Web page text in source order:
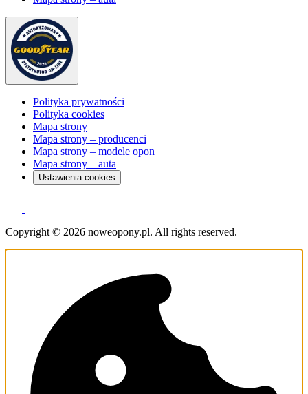
Polityka prywatności
Polityka cookies
Mapa strony
Mapa strony – producenci
Mapa strony – modele opon
Mapa strony – auta
Ustawienia cookies
Copyright © 2026 noweopony.pl. All rights reserved.